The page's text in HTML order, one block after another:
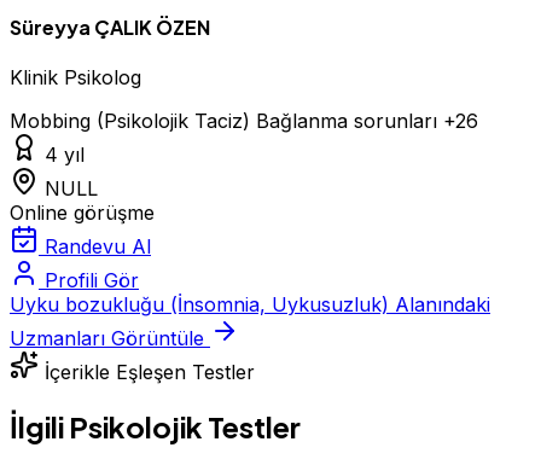
Süreyya ÇALIK ÖZEN
Klinik Psikolog
Mobbing (Psikolojik Taciz) Bağlanma sorunları +26
4 yıl
NULL
Online görüşme
Randevu Al
Profili Gör
Uyku bozukluğu (İnsomnia, Uykusuzluk) Alanındaki
Uzmanları Görüntüle
İçerikle Eşleşen Testler
İlgili Psikolojik Testler